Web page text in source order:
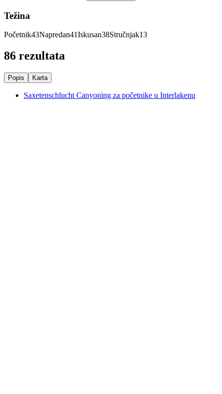
Težina
Početnik43Napredan41Iskusan38Stručnjak13
86 rezultata
Popis Karta
Saxetenschlucht Canyoning za početnike u Interlakenu